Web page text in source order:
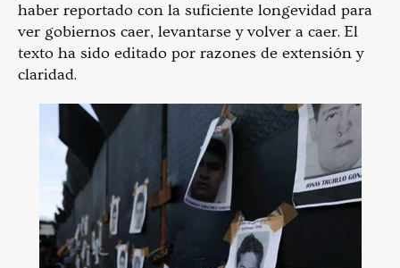
haber reportado con la suficiente longevidad para
ver gobiernos caer, levantarse y volver a caer. El
texto ha sido editado por razones de extensión y
claridad.